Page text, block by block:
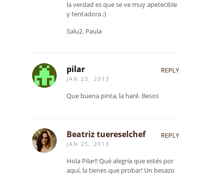
la verdad es que se ve muy apetecible
y tentadora ;)
Salu2. Paula
pilar
JAN 25, 2013
REPLY
Que buena pinta, la haré. Besos
Beatriz tuereselchef
JAN 25, 2013
REPLY
Hola Pilar!! Qué alegría que estés por
aquí, la tienes que probar! Un besazo